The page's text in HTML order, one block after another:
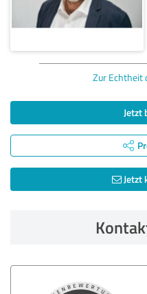
Zur Echtheit
Jetzt
Jetzt